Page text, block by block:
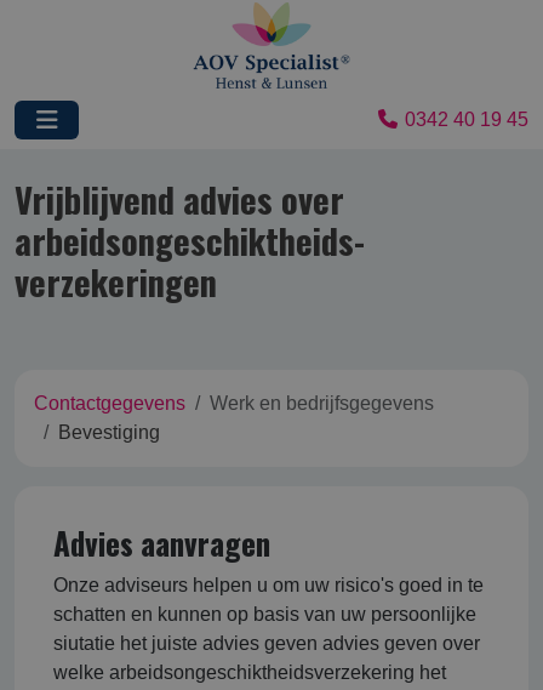
0342 40 19 45
Vrijblijvend advies over
arbeidsongeschikt­heids­
verzekering­en
Contactgegevens
Werk en bedrijfsgegevens
Bevestiging
Advies aanvragen
Onze adviseurs helpen u om uw risico's goed in te
schatten en kunnen op basis van uw persoonlijke
siutatie het juiste advies geven advies geven over
welke arbeidsongeschikt­heids­verzekering het